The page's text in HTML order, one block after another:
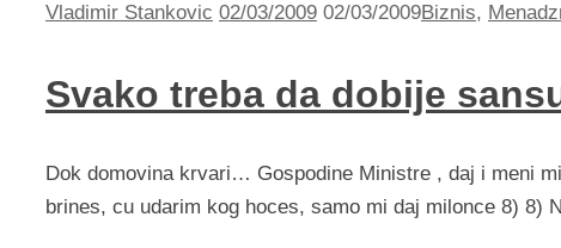
Vladimir Stankovic 02/03/2009 02/03/2009Biznis,
Svako treba da dobije
Dok domovina krvari… Gospodine Ministre , daj i meni
brines, cu udarim kog hoces, samo mi daj milonce 8) 8)